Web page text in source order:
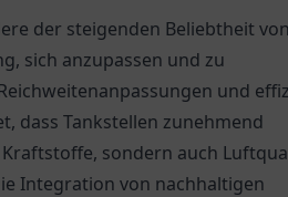
der steigenden Beliebtheit von
sich anzupassen und zu
und
dass Tankstellen zunehmend
sondern auch
Integration von nachhaltigen